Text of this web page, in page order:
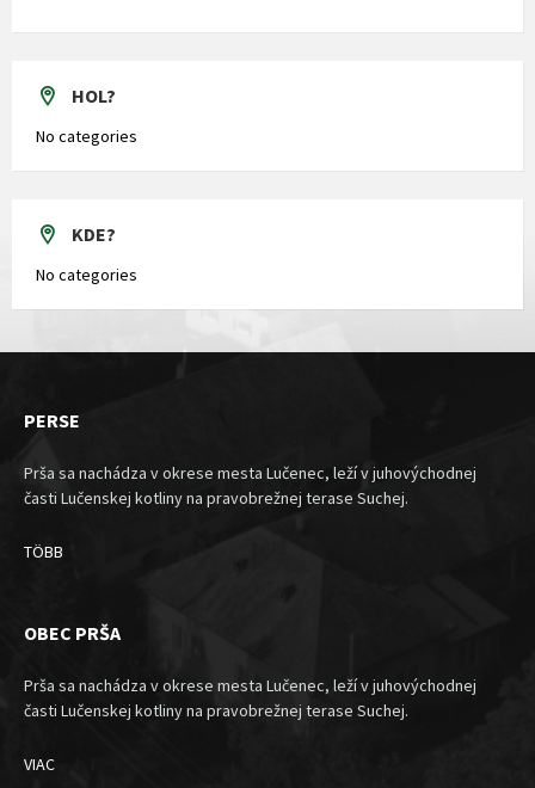
HOL?
No categories
KDE?
No categories
PERSE
Prša sa nachádza v okrese mesta Lučenec, leží v juhovýchodnej
časti Lučenskej kotliny na pravobrežnej terase Suchej.
TÖBB
OBEC PRŠA
Prša sa nachádza v okrese mesta Lučenec, leží v juhovýchodnej
časti Lučenskej kotliny na pravobrežnej terase Suchej.
VIAC